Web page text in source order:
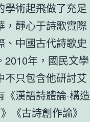
術起飛做了充足
，靜心于詩歌實際
、中國古代詩歌史
2010年，國民文學
不只包含他研討艾
漢語詩體論·構造
《古詩創作論》